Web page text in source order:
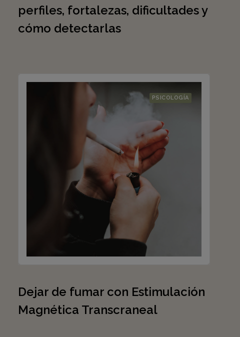
perfiles, fortalezas, dificultades y
cómo detectarlas
PSICOLOGÍA
Dejar de fumar con Estimulación
Magnética Transcraneal